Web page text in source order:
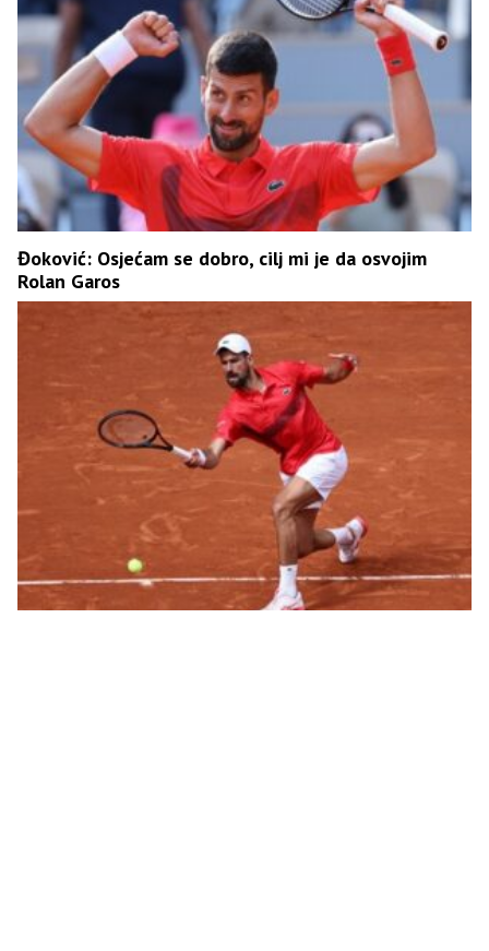
Đoković: Osjećam se dobro, cilj mi je da osvojim
Rolan Garos